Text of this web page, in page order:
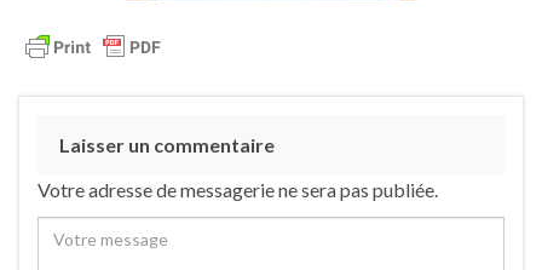
Laisser un commentaire
Votre adresse de messagerie ne sera pas publiée.